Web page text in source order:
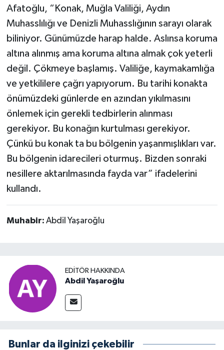
Afatoğlu, “Konak, Muğla Valiliği, Aydın
Muhasslılığı ve Denizli Muhasslığının sarayı olarak
biliniyor. Günümüzde harap halde. Aslınsa koruma
altına alınmış ama koruma altına almak çok yeterli
değil. Çökmeye başlamış. Valiliğe, kaymakamlığa
ve yetkililere çağrı yapıyorum. Bu tarihi konakta
önümüzdeki günlerde en azından yıkılmasını
önlemek için gerekli tedbirlerin alınması
gerekiyor. Bu konağın kurtulması gerekiyor.
Çünkü bu konak ta bu bölgenin yaşanmışlıkları var.
Bu bölgenin idarecileri oturmuş. Bizden sonraki
nesillere aktarılmasında fayda var” ifadelerini
kullandı.
Muhabir: Abdil Yaşaroğlu
EDITÖR HAKKINDA
Abdil Yaşaroğlu
Bunlar da ilginizi çekebilir